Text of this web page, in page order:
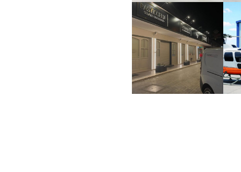
PASTICCERIA
Serrande residenziali